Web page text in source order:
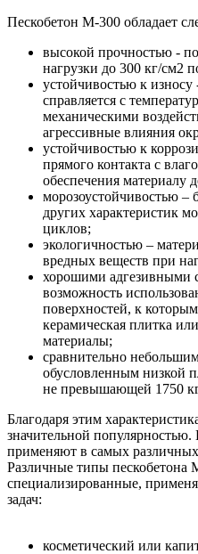
Пескобетон М-300 обладает
высокой прочностью -
нагрузки до 300 кг/см2
устойчивостью к
справляется с
механическими
агрессивные влияния
устойчивостью к
прямого контакта с
обеспечения материалу
морозоустойчивостью –
других характеристик
циклов;
экологичностью –
вредных веществ при
хорошими адгезивными
возможность
поверхностей, к
керамическая плитка
материалы;
сравнительно
обусловленным низкой
не превышающей 1750
Благодаря этим
значительной популярностью.
применяют в самых различных
Различные типы пескобетона
специализированные,
задач:
косметический или